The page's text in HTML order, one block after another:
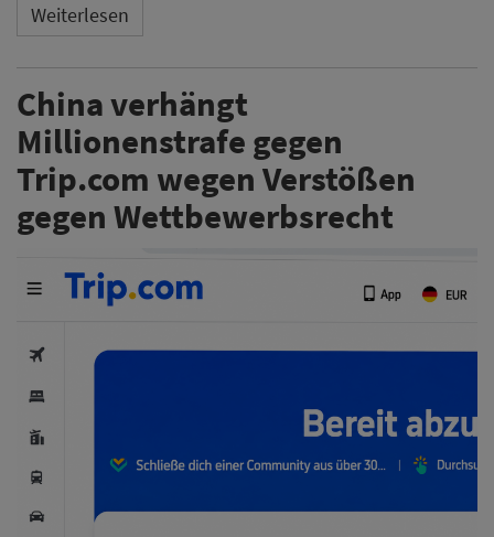
Weiterlesen
China verhängt
Millionenstrafe gegen
Trip.com wegen Verstößen
gegen Wettbewerbsrecht